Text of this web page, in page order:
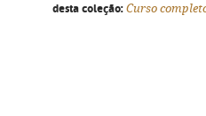
desta coleção: Curso